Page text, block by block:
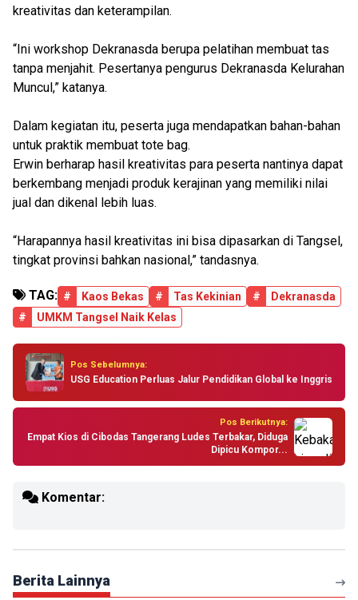
kreativitas dan keterampilan.
“Ini workshop Dekranasda berupa pelatihan membuat tas
tanpa menjahit. Pesertanya pengurus Dekranasda Kelurahan
Muncul,” katanya.
Dalam kegiatan itu, peserta juga mendapatkan bahan-bahan
untuk praktik membuat tote bag.
Erwin berharap hasil kreativitas para peserta nantinya dapat
berkembang menjadi produk kerajinan yang memiliki nilai
jual dan dikenal lebih luas.
“Harapannya hasil kreativitas ini bisa dipasarkan di Tangsel,
tingkat provinsi bahkan nasional,” tandasnya.
TAG: # Kaos Bekas # Tas Kekinian #
Dekranasda
#
UMKM Tangsel Naik Kelas
Pos Sebelumnya:
USG Education Perluas Jalur Pendidikan Global ke Inggris
Pos Berikutnya:
Empat Kios di Cibodas Tangerang Ludes Terbakar, Diduga
Dipicu Kompor...
Komentar:
Berita Lainnya